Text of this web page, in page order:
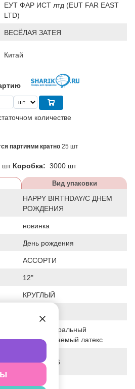
ЕУТ ФАР ИСТ лтд (EUT FAR EAST
LTD)
ВЕСЁЛАЯ ЗАТЕЯ
Китай
количестве
партиями кратно 25 шт
шт Коробка: 3000 шт
Вид упаковки
HAPPY BIRTHDAY/С ДНЕМ
РОЖДЕНИЯ
новинка
День рождения
АССОРТИ
12"
КРУГЛЫЙ
100% натуральный
биоразлагаемый латекс
08-06-2026
3.200 г